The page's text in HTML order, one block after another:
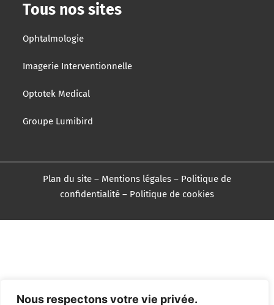
Nous respectons votre vie privée.
Tous nos sites
Ophtalmologie
Imagerie Interventionnelle
Optotek Medical
Groupe Lumibird
Plan du site – Mentions légales – Politique de
confidentialité – Politique de cookies